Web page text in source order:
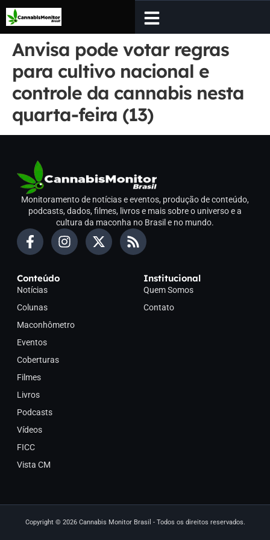
Anvisa pode votar regras
para cultivo nacional e
controle da cannabis nesta
quarta-feira (13)
Monitoramento de notícias e eventos, produção de conteúdo,
podcasts, dados, filmes, livros e mais sobre o universo e a
cultura da maconha no Brasil e no mundo.
Conteúdo
Notícias
Colunas
Maconhômetro
Eventos
Coberturas
Filmes
Livros
Podcasts
Vídeos
FICC
Vista CM
Institucional
Quem Somos
Contato
Copyright © 2026 Cannabis Monitor Brasil - Todos os direitos reservados.